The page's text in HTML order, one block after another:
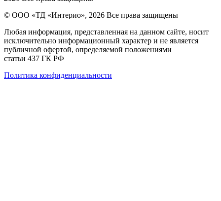
© ООО «ТД «Интерио», 2026 Все права защищены
Любая информация, представленная на данном сайте, носит
исключительно информационный характер и не является
публичной офертой, определяемой положениями
статьи 437 ГК РФ
Политика конфиденциальности